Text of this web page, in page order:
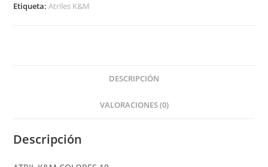
10010
Etiqueta:Atriles K&M
DESCRIPCIÓN
VALORACIONES (0)
Descripción